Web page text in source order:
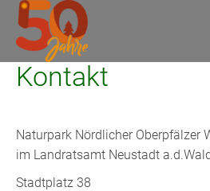
Kontakt
Naturpark Nördlicher Oberpfälzer
im Landratsamt Neustadt
Stadtplatz 38